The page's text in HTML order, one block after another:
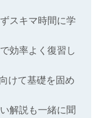
スキマ時間に学
効率よく復習し
けて基礎を固め
解説も一緒に聞